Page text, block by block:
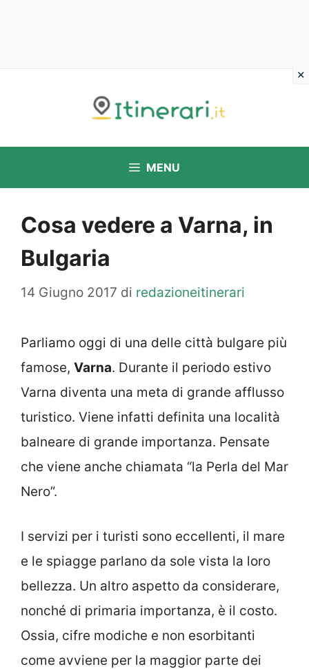
MENU
Cosa vedere a Varna, in
Bulgaria
14 Giugno 2017 di redazioneitinerari
Parliamo oggi di una delle città bulgare più
famose, Varna. Durante il periodo estivo
Varna diventa una meta di grande afflusso
turistico. Viene infatti definita una località
balneare di grande importanza. Pensate
che viene anche chiamata “la Perla del Mar
Nero”.
I servizi per i turisti sono eccellenti, il mare
e le spiagge parlano da sole vista la loro
bellezza. Un altro aspetto da considerare,
nonché di primaria importanza, è il costo.
Ossia, cifre modiche e non esorbitanti
come avviene per la maggior parte dei